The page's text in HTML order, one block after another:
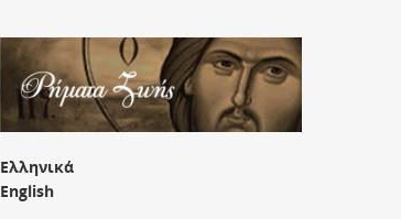
Ελληνικά
English